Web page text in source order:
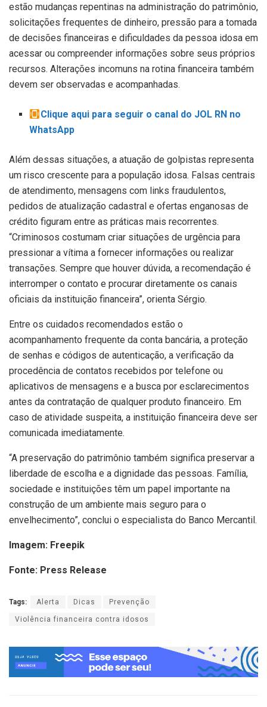
estão mudanças repentinas na administração do patrimônio,
solicitações frequentes de dinheiro, pressão para a tomada
de decisões financeiras e dificuldades da pessoa idosa em
acessar ou compreender informações sobre seus próprios
recursos. Alterações incomuns na rotina financeira também
devem ser observadas e acompanhadas.
Clique aqui para seguir o canal do JOL RN no
WhatsApp
Além dessas situações, a atuação de golpistas representa
um risco crescente para a população idosa. Falsas centrais
de atendimento, mensagens com links fraudulentos,
pedidos de atualização cadastral e ofertas enganosas de
crédito figuram entre as práticas mais recorrentes.
“Criminosos costumam criar situações de urgência para
pressionar a vítima a fornecer informações ou realizar
transações. Sempre que houver dúvida, a recomendação é
interromper o contato e procurar diretamente os canais
oficiais da instituição financeira”, orienta Sérgio.
Entre os cuidados recomendados estão o
acompanhamento frequente da conta bancária, a proteção
de senhas e códigos de autenticação, a verificação da
procedência de contatos recebidos por telefone ou
aplicativos de mensagens e a busca por esclarecimentos
antes da contratação de qualquer produto financeiro. Em
caso de atividade suspeita, a instituição financeira deve ser
comunicada imediatamente.
“A preservação do patrimônio também significa preservar a
liberdade de escolha e a dignidade das pessoas. Família,
sociedade e instituições têm um papel importante na
construção de um ambiente mais seguro para o
envelhecimento”, conclui o especialista do Banco Mercantil.
Imagem: Freepik
Fonte: Press Release
Tags: Alerta Dicas Prevenção
Violência financeira contra idosos